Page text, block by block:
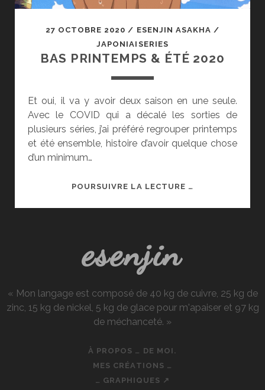
27 OCTOBRE 2020 / ESENJIN ASAKHA /
JAPONIAISERIES
BAS PRINTEMPS & ÉTÉ 2020
Et oui, il va y avoir deux saison en une seule.
Avec le COVID qui a décalé les sorties de
plusieurs séries, j’ai préféré regrouper printemps
et été ensemble, histoire d’avoir quelque chose
d’un minimum…
POURSUIVRE LA LECTURE …
esenjin
« Mon langage est composé de 40 kg de cuivre, 25 kg de
zinc, 15 kg de nickel, 5 kg de glace pour m'apaiser et 97 kg
de méchanceté. »
À PROPOS … DE MOI.
MES CRÉATIONS …
… GRAPHIQUES ↗